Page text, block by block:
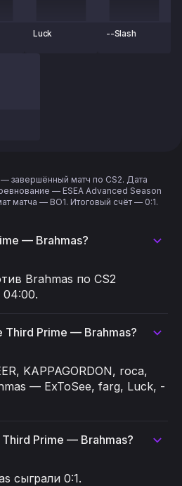
Luck --Slash
завершённый матч по CS2. Дата
— ESEA Advanced Season
матча — BO1. Итоговый счёт — 0:1.
— Brahmas?
Brahmas по CS2
04:00.
Third Prime — Brahmas?
KAPPAGORDON, roca,
— ExToSee, farg, Luck, -
Prime — Brahmas?
сыграли 0:1.